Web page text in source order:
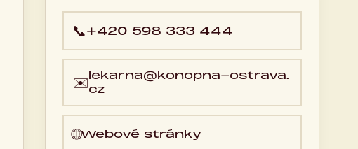
📞+420 598 333 444
✉️lekarna@konopna-ostrava.
cz
🌐Webové stránky